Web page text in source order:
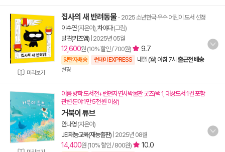
미리보기
집사의 새 반려동물- 2025 소년한국 우수 어린이 도서 선정
이수연(지은이), 차야다(그림)
발견(키즈엠) 2025년 05월
12,600원 (10% 할인 / 700원) 9.7
양탄자배송 썬데이 EXPRESS 내일 (월) 아침 7시 출근전 배송
변경
여름 방학 도서전+런던자연사박물관 굿즈(택 1, 대상도서 1권 포함
관련 분야 1만 5천 원 이상)
거북이 튜브
안나영(지은이)
JEI재능교육(재능출판) 2025년 08월
14,400원 (10% 할인 / 800원) 10.0